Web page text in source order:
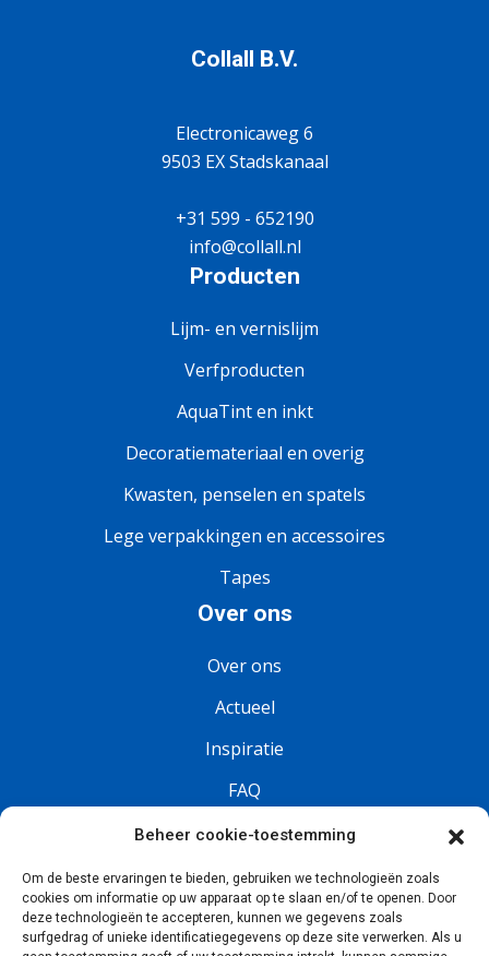
Beheer cookie-toestemming
Om de beste ervaringen te bieden, gebruiken we technologieën zoals
cookies om informatie op uw apparaat op te slaan en/of te openen. Door
deze technologieën te accepteren, kunnen we gegevens zoals
surfgedrag of unieke identificatiegegevens op deze site verwerken. Als u
Collall B.V.
Electronicaweg 6
9503 EX Stadskanaal
+31 599 - 652190
info@collall.nl
Producten
Lijm- en vernislijm
Verfproducten
AquaTint en inkt
Decoratiemateriaal en overig
Kwasten, penselen en spatels
Lege verpakkingen en accessoires
Tapes
Over ons
Over ons
Actueel
Inspiratie
FAQ
Vacatures
Volg ons